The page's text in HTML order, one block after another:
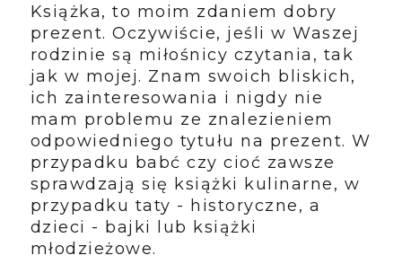
Książka, to moim zdaniem dobry
prezent. Oczywiście, jeśli w Waszej
rodzinie są miłośnicy czytania, tak
jak w mojej. Znam swoich bliskich,
ich zainteresowania i nigdy nie
mam problemu ze znalezieniem
odpowiedniego tytułu na prezent. W
przypadku babć czy cioć zawsze
sprawdzają się książki kulinarne, w
przypadku taty - historyczne, a
dzieci - bajki lub książki
młodzieżowe.